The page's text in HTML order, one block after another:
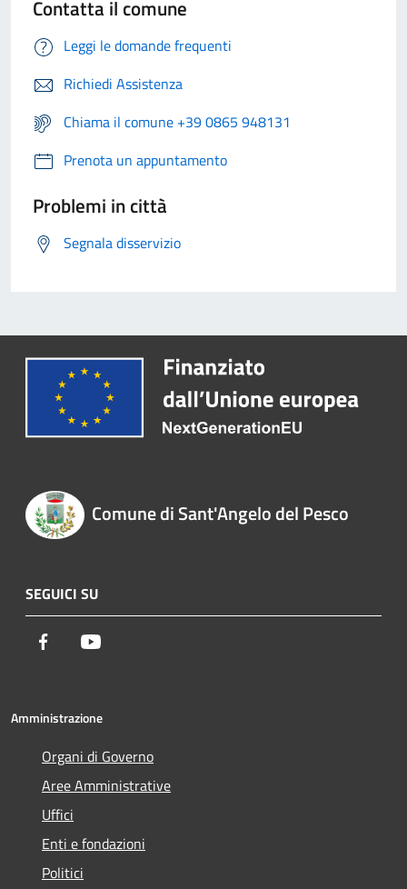
Contatta il comune
Leggi le domande frequenti
Richiedi Assistenza
Chiama il comune +39 0865 948131
Prenota un appuntamento
Problemi in città
Segnala disservizio
Comune di Sant'Angelo del Pesco
SEGUICI SU
Facebook
Amministrazione
Organi di Governo
Aree Amministrative
Uffici
Enti e fondazioni
Politici